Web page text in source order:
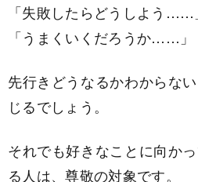
「失敗したらどうしよう……
「うまくいくだろうか……」
先行きどうなるかわからな
じるでしょう。
それでも好きなことに向か
る人は、尊敬の対象です。